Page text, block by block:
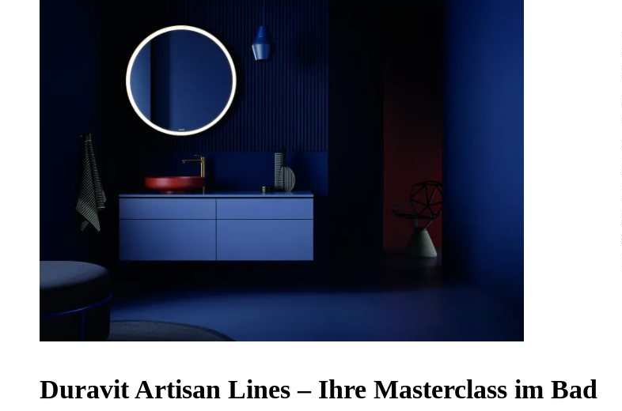
Du­ra­vit Ar­ti­san Li­nes – Ihre Ma­ster­class im Bad